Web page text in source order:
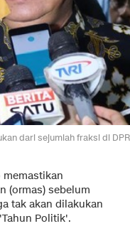
dari sejumlah fraksi di
memastikan
(ormas) sebelum
tak akan dilakukan
Politik'.